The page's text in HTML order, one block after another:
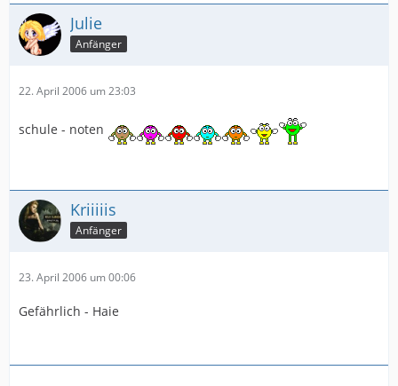
Julie
Anfänger
22. April 2006 um 23:03
schule - noten
Kriiiiis
Anfänger
23. April 2006 um 00:06
Gefährlich - Haie